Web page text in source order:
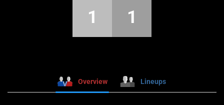
1 1
Overview Lineups